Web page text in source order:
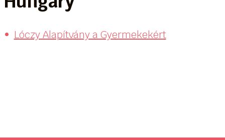
Lóczy Alapítvány a Gyermekekért